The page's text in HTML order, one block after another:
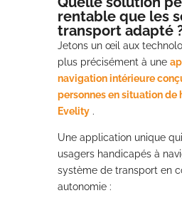
rentable que les
transport adapté
Jetons un œil aux
plus précisément à une
navigation intérieure
personnes en situation de
Evelity.
Une application unique
usagers handicapés à
système de transport en
autonomie :